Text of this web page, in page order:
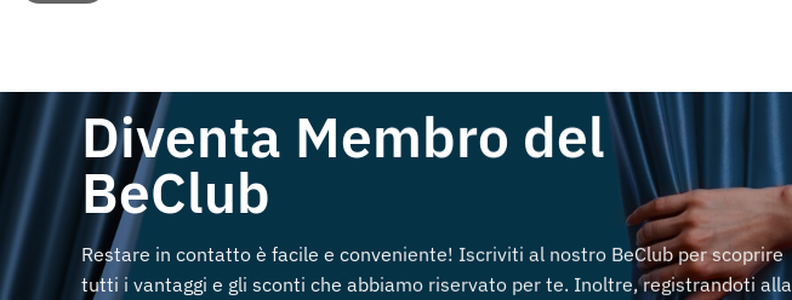
Diventa Membro del
BeClub
Restare in contatto è facile e conveniente! Iscriviti al nostro BeClub per scoprire
tutti i vantaggi e gli sconti che abbiamo riservato per te. Inoltre, registrandoti alla